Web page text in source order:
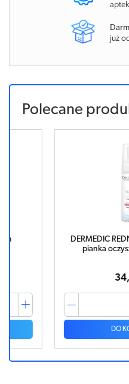
już
Polecane
DERMEDIC
pianka
DO